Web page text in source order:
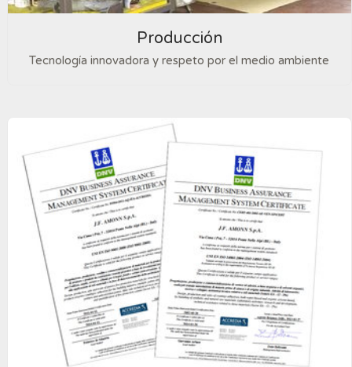
Producción
Tecnología innovadora y respeto por el medio ambiente